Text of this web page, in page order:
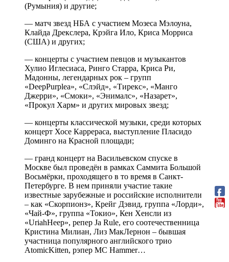
(Румыния) и другие;
— матч звезд НБА с участием Мозеса Мэлоуна,
Клайда Дрекслера, Крэйга Ило, Криса Морриса
(США) и других;
— концерты с участием певцов и музыкантов
Хулио Иглесиаса, Ринго Старра, Криса Ри,
Мадонны, легендарных рок – групп
«DeepPurplеа», «Слэйд», «Тирекс», «Манго
Джерри», «Смоки», «Энималс», «Назарет»,
«Прокул Харм» и других мировых звезд;
— концерты классической музыки, среди которых
концерт Хосе Каррераса, выступление Пласидо
Доминго на Красной площади;
— гранд концерт на Васильевском спуске в
Москве был проведён в рамках Саммита Большой
Восьмёрки, проходящего в то время в Санкт-
Петербурге. В нем приняли участие такие
известные зарубежные и российские исполнители
– как «Скорпионз», Крейг Дэвид, группа «Лорди»,
«Чай-Ф», группа «Токио», Кен Хенсли из
«UriahHeep», репер Ja Rule, его соотечественница
Кристина Милиан, Лиз МакЛернон – бывшая
участница популярного английского трио
AtomicKitten, рэпер MC Hammer…